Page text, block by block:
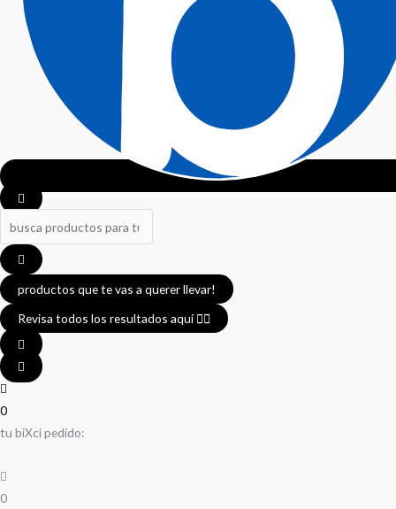
productos que te vas a querer llevar!
Revisa todos los resultados aquí 👈🏼
0
tu biXci pedido:
0